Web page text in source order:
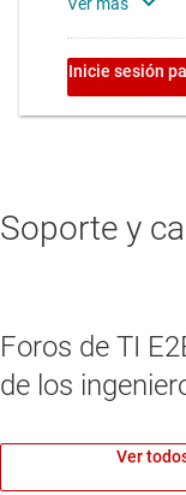
Soporte y
Foros de TI
de los
Ver